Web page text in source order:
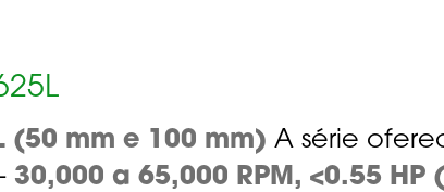
(50 mm e 100 mm) A série
30,000 a 65,000 RPM, <0.55 HP